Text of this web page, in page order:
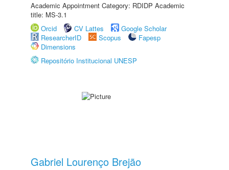
Academic Appointment Category: RDIDP Academic
title: MS-3.1
Orcid
CV Lattes
Google Scholar
ResearcherID
Scopus
Fapesp
Dimensions
Repositório Institucional UNESP
Gabriel Lourenço Brejão